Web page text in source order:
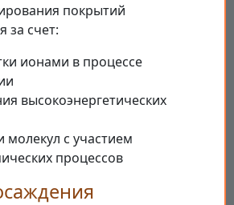
покрытий
за счет:
ионами в процессе
высокоэнергетических
с участием
процессов